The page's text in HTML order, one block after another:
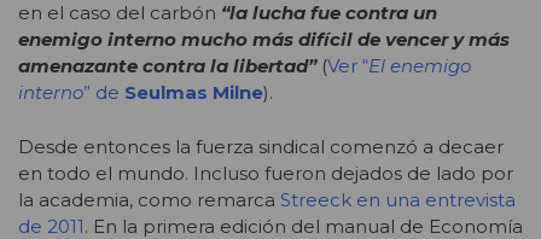
en el caso del carbón “la lucha fue contra un
enemigo interno mucho más difícil de vencer y más
amenazante contra la libertad”(Ver “El enemigo
interno” de Seulmas Milne).
Desde entonces la fuerza sindical comenzó a decaer
en todo el mundo. Incluso fueron dejados de lado por
la academia, como remarca Streeck en una entrevista
de 2011. En la primera edición del manual de Economía